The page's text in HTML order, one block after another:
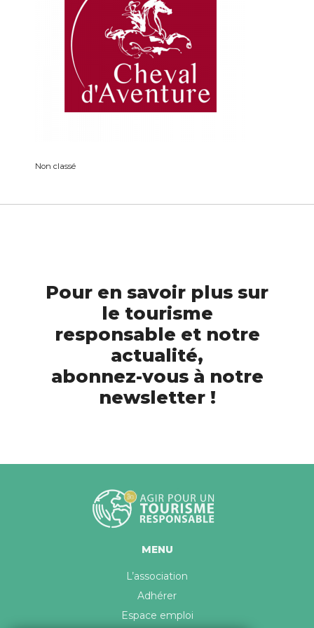
Non classé
Pour en savoir plus sur
le tourisme
responsable et notre
actualité,
abonnez-vous à notre
newsletter !
MENU
L’association
Adhérer
Espace emploi